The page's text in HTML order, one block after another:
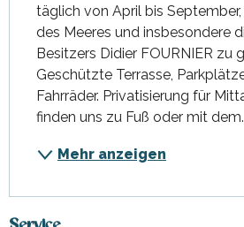
täglich von April bis
des Meeres und insbesondere
Besitzers Didier FOURNIER zu
Geschützte Terrasse,
Fahrräder. Privatisierung für
finden uns zu Fuß oder mit
Mehr anzeigen